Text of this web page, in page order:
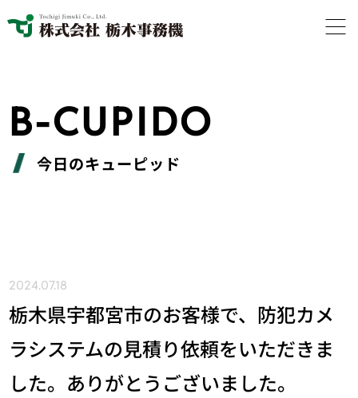
B-CUPIDO
今日のキューピッド
2024.07.18
栃木県宇都宮市のお客様で、防犯カメ
ラシステムの見積り依頼をいただきま
した。ありがとうございました。